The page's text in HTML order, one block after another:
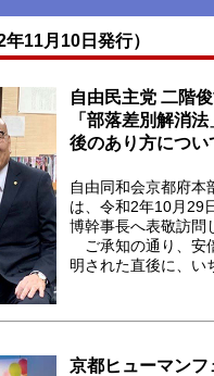
11月10日発行）
自由民主党 二階
「部落差別解消
後のあり方につい
自由同和会京都府本
は、令和2年10月29
博幹事長へ表敬訪問
ご承知の通り、安
明された直後に、い
京都ヒューマンフ